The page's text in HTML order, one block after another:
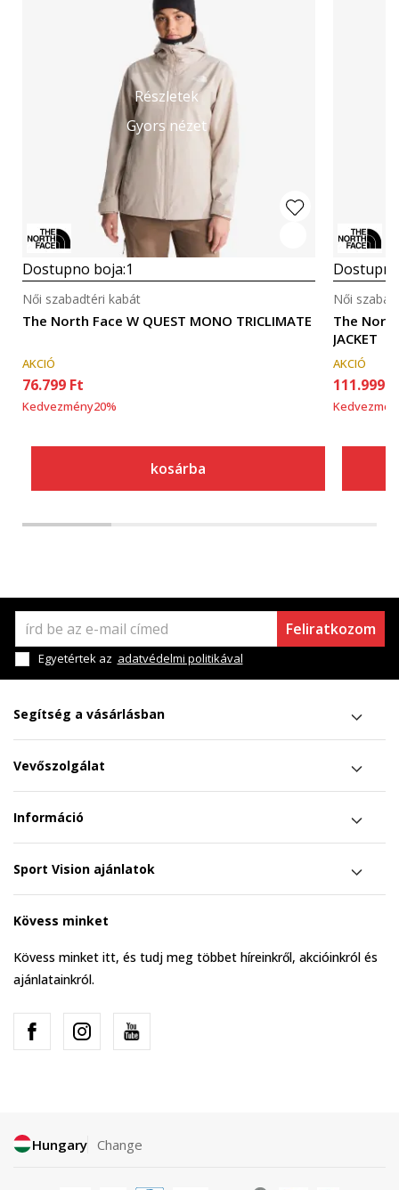
Részletek
Gyors nézet
Dostupno boja:1
The North Face W QUEST MONO TRICLIMATE
Női szabadtéri kabát
AKCIÓ
76.799 Ft
Kedvezmény20%
kosárba
The North
JACKET
Női
AKCIÓ
111.999
Feliratkozom
Egyetértek az adatvédelmi politikával
Segítség a vásárlásban
Vevőszolgálat
Információ
Sport Vision ajánlatok
Kövess minket
Kövess minket itt, és tudj meg többet híreinkről, akcióinkról és
ajánlatainkról.
Hungary Change